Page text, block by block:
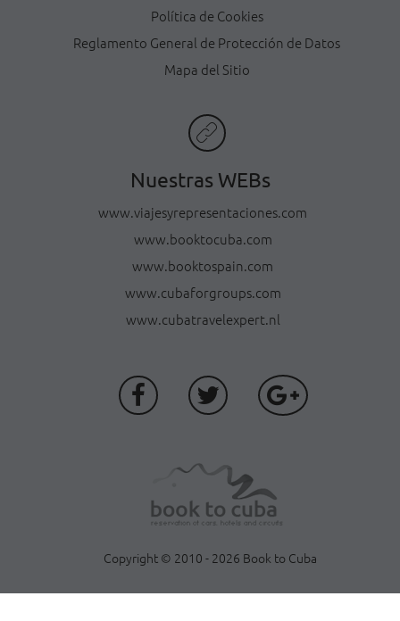
Política de Cookies
Reglamento General de Protección de Datos
Mapa del Sitio
Nuestras WEBs
www.viajesyrepresentaciones.com
www.booktocuba.com
www.booktospain.com
www.cubaforgroups.com
www.cubatravelexpert.nl
Copyright © 2010 - 2026 Book to Cuba